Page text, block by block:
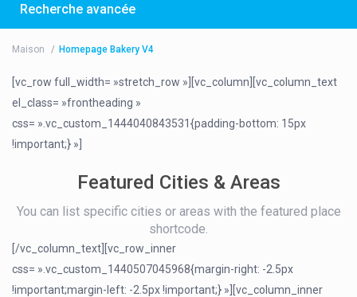
250 €
Voir plus
Recherche avancée
Maison Homepage Bakery V4
[vc_row full_width= »stretch_row »][vc_column][vc_column_text
el_class= »frontheading »
css= ».vc_custom_1444040843531{padding-bottom: 15px
!important;} »]
Featured Cities & Areas
You can list specific cities or areas with the featured place
shortcode.
[/vc_column_text][vc_row_inner
css= ».vc_custom_1440507045968{margin-right: -2.5px
!important;margin-left: -2.5px !important;} »][vc_column_inner